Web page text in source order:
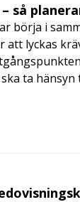
så
börja i
att lyckas
ta